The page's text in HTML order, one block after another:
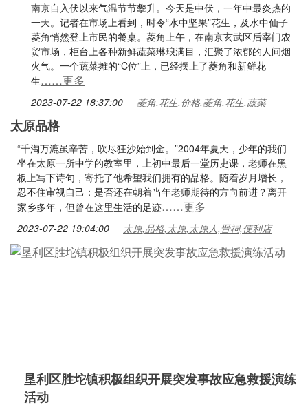
南京自入伏以来气温节节攀升。今天是中伏，一年中最炎热的
一天。记者在市场上看到，时令“水中坚果”花生，及水中仙子
菱角悄然登上市民的餐桌。菱角上午，在南京玄武区后宰门农
贸市场，柜台上各种新鲜蔬菜琳琅满目，汇聚了浓郁的人间烟
火气。一个蔬菜摊的“C位”上，已经摆上了菱角和新鲜花
生……更多
2023-07-22 18:37:00 菱角,花生,价格,菱角,花生,蔬菜
太原品格
“千淘万漉虽辛苦，吹尽狂沙始到金。”2004年夏天，少年的我们
坐在太原一所中学的教室里，上初中最后一堂历史课，老师在黑
板上写下诗句，寄托了他希望我们拥有的品格。随着岁月增长，
忍不住审视自己：是否还在朝着当年老师期待的方向前进？离开
家乡多年，但曾在这里生活的足迹……更多
2023-07-22 19:04:00 太原,品格,太原,太原人,晋祠,便利店
垦利区胜坨镇积极组织开展突发事故应急救援演练
活动